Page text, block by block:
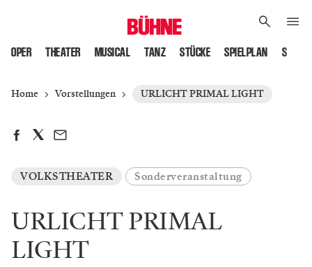
OPER THEATER MUSICAL TANZ STÜCKE SPIELPLAN
Home Vorstellungen URLICHT PRIMAL LIGHT
VOLKSTHEATER Sonderveranstaltung
URLICHT PRIMAL
LIGHT